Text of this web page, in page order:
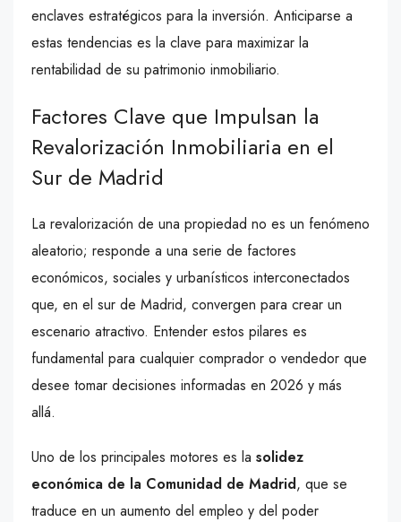
enclaves estratégicos para la inversión. Anticiparse a
estas tendencias es la clave para maximizar la
rentabilidad de su patrimonio inmobiliario.
Factores Clave que Impulsan la
Revalorización Inmobiliaria en el
Sur de Madrid
La revalorización de una propiedad no es un fenómeno
aleatorio; responde a una serie de factores
económicos, sociales y urbanísticos interconectados
que, en el sur de Madrid, convergen para crear un
escenario atractivo. Entender estos pilares es
fundamental para cualquier comprador o vendedor que
desee tomar decisiones informadas en 2026 y más
allá.
Uno de los principales motores es la solidez
económica de la Comunidad de Madrid, que se
traduce en un aumento del empleo y del poder